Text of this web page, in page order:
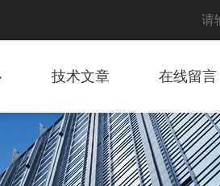
技术文章 在线留言